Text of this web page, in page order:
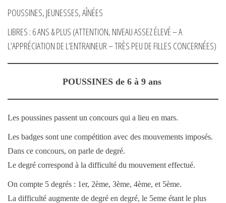
POUSSINES, JEUNESSES, AÎNÉES
LIBRES : 6 ANS & PLUS (ATTENTION, NIVEAU ASSEZ ÉLEVÉ – A
L’APPRÉCIATION DE L’ENTRAINEUR – TRÈS PEU DE FILLES CONCERNÉES)
POUSSINES de 6 à 9 ans
Les poussines passent un concours qui a lieu en mars.
Les badges sont une compétition avec des mouvements imposés.
Dans ce concours, on parle de degré.
Le degré correspond à la difficulté du mouvement effectué.
On compte 5 degrés : 1er, 2ème, 3ème, 4ème, et 5ème.
La difficulté augmente de degré en degré, le 5eme étant le plus